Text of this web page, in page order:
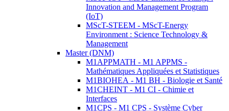
Innovation and Management Program
(IoT)
MScT-STEEM - MScT-Energy
Environment : Science Technology &
Management
Master (DNM)
M1APPMATH - M1 APPMS -
Mathématiques Appliquées et Statistiques
M1BIOHEA - M1 BH - Biologie et Santé
M1CHEINT - M1 CI - Chimie et
Interfaces
M1CPS - M1 CPS - Système Cyber